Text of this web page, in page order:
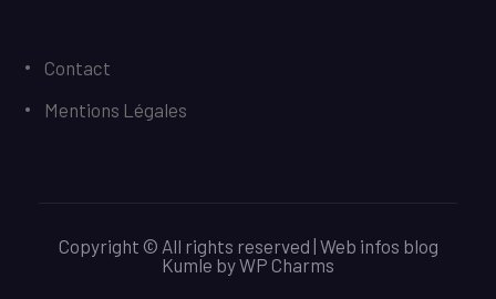
Contact
Mentions Légales
Copyright © All rights reserved | Web infos blog
Kumle byWP Charms